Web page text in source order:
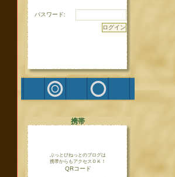
パスワード:
携帯
ぶっとびねっとのブログは
携帯からもアクセスＯＫ！
QRコード